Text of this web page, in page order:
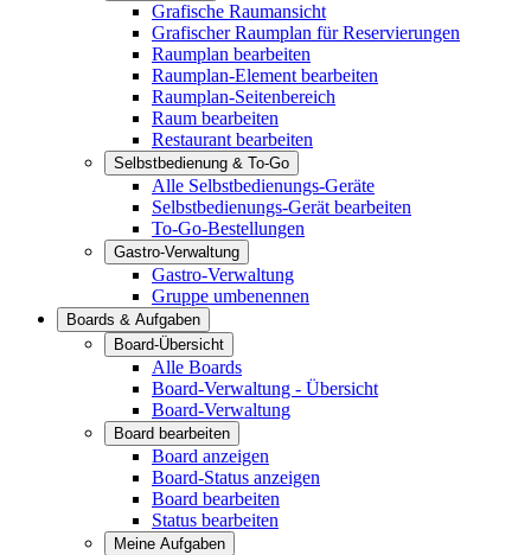
Grafische Raumansicht
Grafischer Raumplan für Reservierungen
Raumplan bearbeiten
Raumplan-Element bearbeiten
Raumplan-Seitenbereich
Raum bearbeiten
Restaurant bearbeiten
Selbstbedienung & To-Go
Alle Selbstbedienungs-Geräte
Selbstbedienungs-Gerät bearbeiten
To-Go-Bestellungen
Gastro-Verwaltung
Gastro-Verwaltung
Gruppe umbenennen
Boards & Aufgaben
Board-Übersicht
Alle Boards
Board-Verwaltung - Übersicht
Board-Verwaltung
Board bearbeiten
Board anzeigen
Board-Status anzeigen
Board bearbeiten
Status bearbeiten
Meine Aufgaben